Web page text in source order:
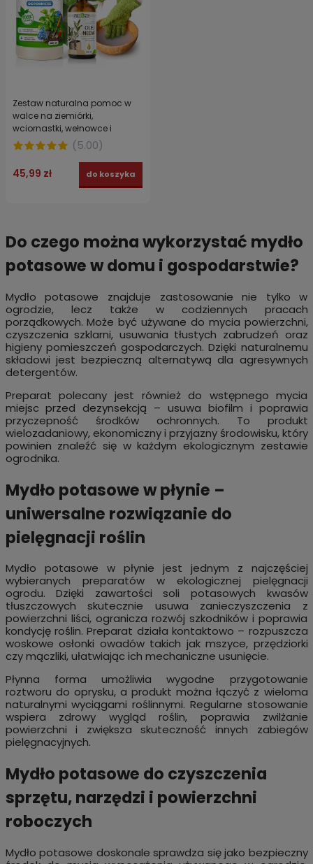
Zestaw naturalna pomoc w
walce na ziemiórki,
wciornastki, wełnowce i
mszyce - mydło potasowe,
olej neem i rękawice STRONG
(5.00)
45,99 zł do koszyka
Do czego można wykorzystać mydło
potasowe w domu i gospodarstwie?
Mydło potasowe znajduje zastosowanie nie tylko w
ogrodzie, lecz także w codziennych pracach
porządkowych. Może być używane do mycia powierzchni,
czyszczenia szklarni, usuwania tłustych zabrudzeń oraz
higieny pomieszczeń gospodarczych. Dzięki naturalnemu
składowi jest bezpieczną alternatywą dla agresywnych
detergentów.
Preparat polecany jest również do wstępnego mycia
miejsc przed dezynsekcją – usuwa biofilm i poprawia
przyczepność środków ochronnych. To produkt
wielozadaniowy, ekonomiczny i przyjazny środowisku, który
powinien znaleźć się w każdym ekologicznym zestawie
ogrodnika.
Mydło potasowe w płynie –
uniwersalne rozwiązanie do
pielęgnacji roślin
Mydło potasowe w płynie jest jednym z najczęściej
wybieranych preparatów w ekologicznej pielęgnacji
ogrodu. Dzięki zawartości soli potasowych kwasów
tłuszczowych skutecznie usuwa zanieczyszczenia z
powierzchni liści, ogranicza rozwój szkodników i poprawia
kondycję roślin. Preparat działa kontaktowo – rozpuszcza
woskowe osłonki owadów takich jak mszyce, przędziorki
czy mączliki, ułatwiając ich mechaniczne usunięcie.
Płynna forma umożliwia wygodne przygotowanie
roztworu do oprysku, a produkt można łączyć z wieloma
naturalnymi wyciągami roślinnymi. Regularne stosowanie
wspiera zdrowy wygląd roślin, poprawia zwilżanie
powierzchni i zwiększa skuteczność innych zabiegów
pielęgnacyjnych.
Mydło potasowe do czyszczenia
sprzętu, narzędzi i powierzchni
roboczych
Mydło potasowe doskonale sprawdza się jako bezpieczny